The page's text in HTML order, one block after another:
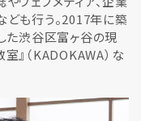
も行う。2017年に築
た渋谷区富ヶ谷の現
』（KADOKAWA）な